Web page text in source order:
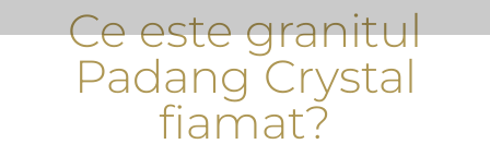
Ce este granitul
Padang Crystal
fiamat?